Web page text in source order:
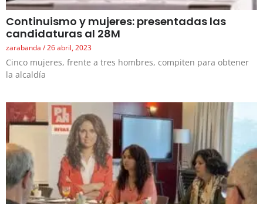
Continuismo y mujeres: presentadas las
candidaturas al 28M
zarabanda 26 abril, 2023
Cinco mujeres, frente a tres hombres, compiten para obtener
la alcaldía